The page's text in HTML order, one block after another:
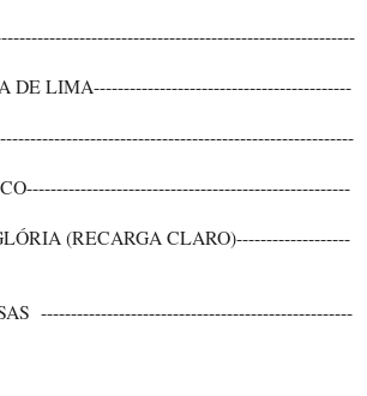
DE LIMA-------------------------------------------
(RECARGA CLARO)-------------------
----------------------------------------------------